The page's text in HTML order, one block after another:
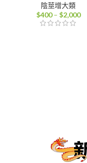
陰莖增大類
$400 – $2,000價